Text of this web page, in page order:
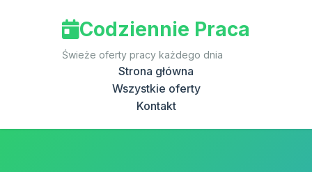
Codziennie Praca
Świeże oferty pracy każdego dnia
Strona główna
Wszystkie oferty
Kontakt